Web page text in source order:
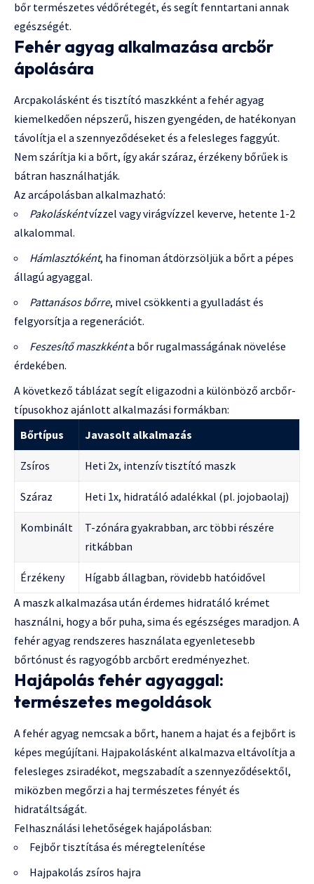
bőr természetes védőrétegét, és segít fenntartani annak
egészségét.
Fehér agyag alkalmazása arcbőr
ápolására
Arcpakolásként és tisztító maszkként a fehér agyag
kiemelkedően népszerű, hiszen gyengéden, de hatékonyan
távolítja el a szennyeződéseket és a felesleges faggyút.
Nem szárítja ki a bőrt, így akár száraz, érzékeny bőrűek is
bátran használhatják.
Az arcápolásban alkalmazható:
Pakoláskéntvízzel vagy virágvízzel keverve, hetente 1-2
alkalommal.
Hámlasztóként, ha finoman átdörzsöljük a bőrt a pépes
állagú agyaggal.
Pattanásos bőrre, mivel csökkenti a gyulladást és
felgyorsítja a regenerációt.
Feszesítő maszkkénta bőr rugalmasságának növelése
érdekében.
A következő táblázat segít eligazodni a különböző arcbőr-
típusokhoz ajánlott alkalmazási formákban:
Bőrtípus
Javasolt alkalmazás
Zsíros Heti 2x, intenzív tisztító maszk
Száraz Heti 1x, hidratáló adalékkal (pl. jojobaolaj)
Kombinált
T-zónára gyakrabban, arc többi részére
ritkábban
Érzékeny
Hígabb állagban, rövidebb hatóidővel
A maszk alkalmazása után érdemes hidratáló krémet
használni, hogy a bőr puha, sima és egészséges maradjon. A
fehér agyag rendszeres használata egyenletesebb
bőrtónust és ragyogóbb arcbőrt eredményezhet.
Hajápolás fehér agyaggal:
természetes megoldások
A fehér agyag nemcsak a bőrt, hanem a hajat és a fejbőrt is
képes megújítani. Hajpakolásként alkalmazva eltávolítja a
felesleges zsiradékot, megszabadít a szennyeződésektől,
miközben megőrzi a haj természetes fényét és
hidratáltságát.
Felhasználási lehetőségek hajápolásban:
Fejbőr tisztítása és méregtelenítése
Hajpakolás zsíros hajra